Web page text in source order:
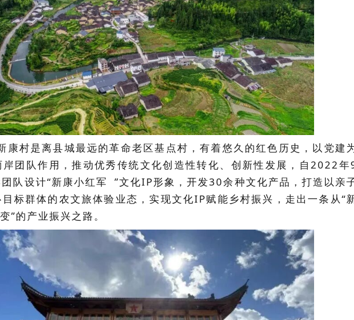
康村是离县城最远的革命老区基点村，有着悠久的红色历史，以党建
岸团队作用，推动优秀传统文化创造性转化、创新性发展，自2022年
队设计“新康小红军
”文化IP形象，开发30余种文化产品，打造以亲
标群体的农文旅体验业态，实现文化IP赋能乡村振兴，走出一条从“
”的产业振兴之路。